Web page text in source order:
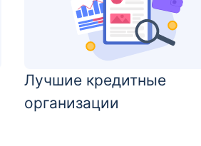
Лучшие кредитные
организации